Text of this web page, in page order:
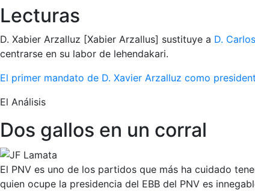
Lecturas
D. Xabier Arzalluz [Xabier Arzallus] sustituye a D.
centrarse en su labor de lehendakari.
El primer mandato de D. Xavier Arzalluz como
El Análisis
Dos gallos en un corral
El PNV es uno de los partidos que más ha cuidado
quien ocupe la presidencia del EBB del PNV es